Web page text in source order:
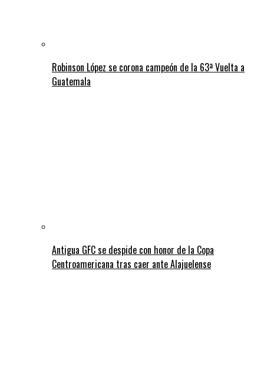
Robinson López se corona campeón de la 63ª Vuelta a
Guatemala
Antigua GFC se despide con honor de la Copa
Centroamericana tras caer ante Alajuelense